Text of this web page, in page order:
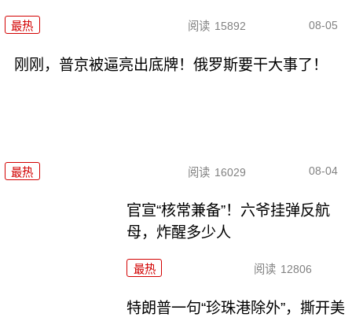
最热 阅读 15892 08-05
刚刚，普京被逼亮出底牌！俄罗斯要干大事了！
最热 阅读 16029 08-04
官宣“核常兼备”！六爷挂弹反航
母，炸醒多少人
最热 阅读 12806
特朗普一句“珍珠港除外”，撕开美